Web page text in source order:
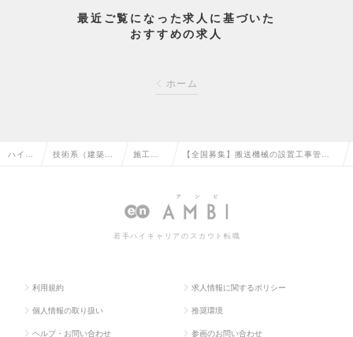
最近ご覧になった求人に基づいた
おすすめの求人
ホーム
ハイク 技術系（建築・ 施工管
築）の
【全国募集】搬送機械の設置工事管理
6.2ヶ月実績有／手当充実の求人情報
若手ハイキャリアのスカウト転職
利用規約 求人情報に関するポリシー
個人情報の取り扱い 推奨環境
ヘルプ・お問い合わせ 参画のお問い合わせ